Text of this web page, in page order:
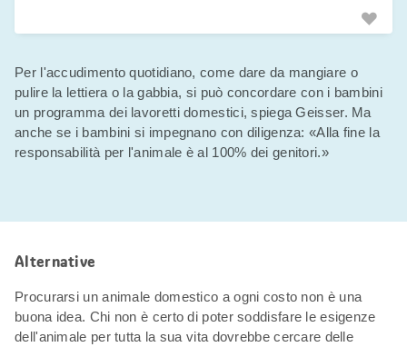
Per l'accudimento quotidiano, come dare da mangiare o
pulire la lettiera o la gabbia, si può concordare con i bambini
un programma dei lavoretti domestici, spiega Geisser. Ma
anche se i bambini si impegnano con diligenza: «Alla fine la
responsabilità per l'animale è al 100% dei genitori.»
Alternative
Procurarsi un animale domestico a ogni costo non è una
buona idea. Chi non è certo di poter soddisfare le esigenze
dell'animale per tutta la sua vita dovrebbe cercare delle